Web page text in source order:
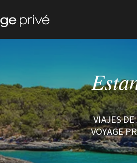
VIAJES
VOYAGE